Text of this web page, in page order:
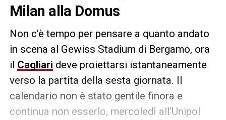
Milan alla Domus
Non c’è tempo per pensare a quanto andato
in scena al Gewiss Stadium di Bergamo, ora
il Cagliari deve proiettarsi istantaneamente
verso la partita della sesta giornata. Il
calendario non è stato gentile finora e
continua non esserlo, mercoledì all’Unipol